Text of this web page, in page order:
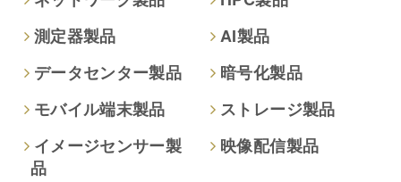
測定器製品
AI製品
データセンター製品
暗号化製品
モバイル端末製品
ストレージ製品
イメージセンサー製
品
映像配信製品